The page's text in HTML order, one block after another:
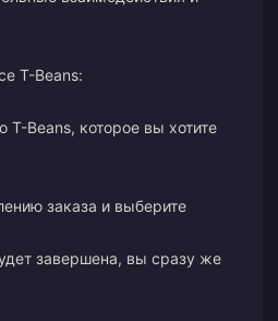
T-Beans:
T-Beans, которое вы хотите
заказа и выберите
завершена, вы сразу же